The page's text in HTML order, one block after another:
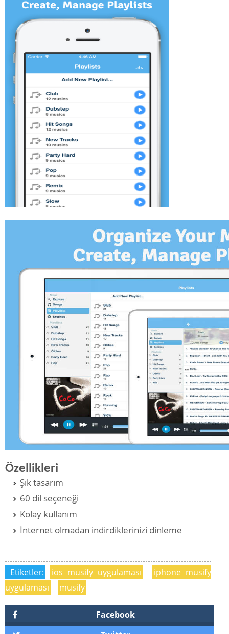
Özellikleri
Şık tasarım
60 dil seçeneği
Kolay kullanım
İnternet olmadan indirdiklerinizi dinleme
Etiketler: ios musify uygulaması
iphone musify
uygulaması
musify
Facebook